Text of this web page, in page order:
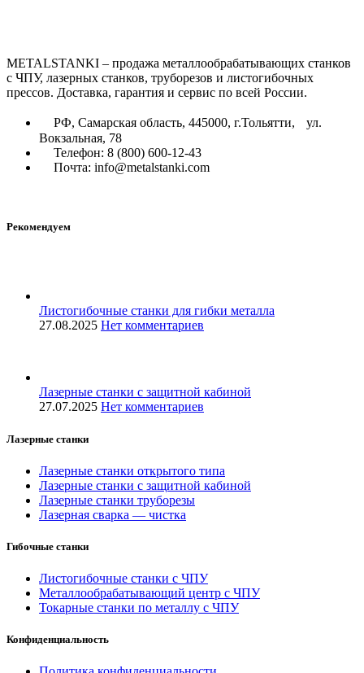
METALSTANKI – продажа металлообрабатывающих станков
с ЧПУ, лазерных станков, труборезов и листогибочных
прессов. Доставка, гарантия и сервис по всей России.
РФ, Самарская область, 445000, г.Тольятти, ул.
Вокзальная, 78
Телефон: 8 (800) 600-12-43
Почта: info@metalstanki.com
Рекомендуем
Листогибочные станки для гибки металла
27.08.2025 Нет комментариев
Лазерные станки с защитной кабиной
27.07.2025 Нет комментариев
Лазерные станки
Лазерные станки открытого типа
Лазерные станки с защитной кабиной
Лазерные станки труборезы
Лазерная сварка — чистка
Гибочные станки
Листогибочные станки с ЧПУ
Металлообрабатывающий центр с ЧПУ
Токарные станки по металлу с ЧПУ
Конфиденциальность